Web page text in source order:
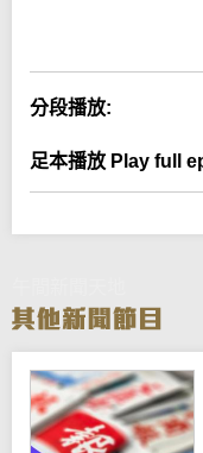
分段播放:
足本播放 Play full